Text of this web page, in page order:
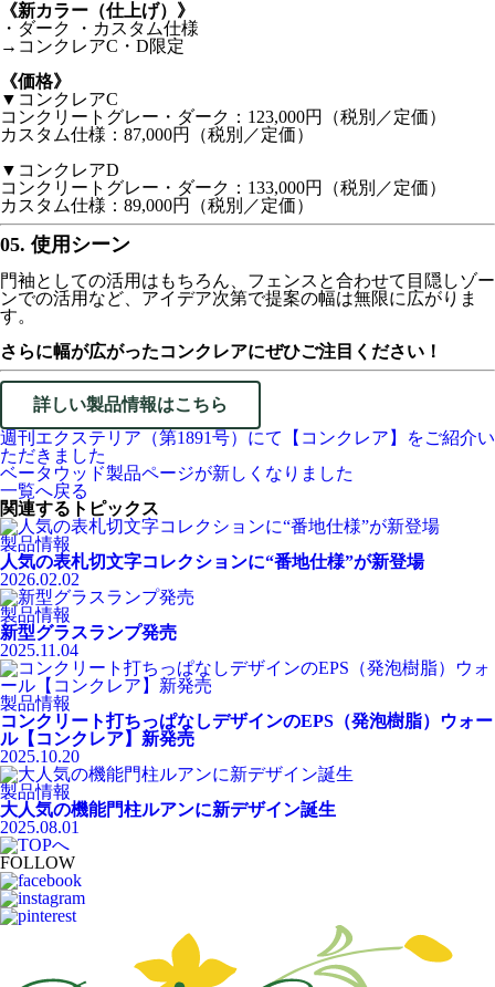
《新カラー（仕上げ）》
・ダーク ・カスタム仕様
→コンクレアC・D限定
《価格》
▼コンクレアC
コンクリートグレー・ダーク：123,000円（税別／定価）
カスタム仕様：87,000円（税別／定価）
▼コンクレアD
コンクリートグレー・ダーク：133,000円（税別／定価）
カスタム仕様：89,000円（税別／定価）
05. 使用シーン
門袖としての活用はもちろん、フェンスと合わせて目隠しゾー
ンでの活用など、アイデア次第で提案の幅は無限に広がりま
す。
さらに幅が広がったコンクレアにぜひご注目ください！
詳しい製品情報はこちら
週刊エクステリア（第1891号）にて【コンクレア】をご紹介い
ただきました
ベータウッド製品ページが新しくなりました
一覧へ戻る
関連するトピックス
製品情報
人気の表札切文字コレクションに“番地仕様”が新登場
2026.02.02
製品情報
新型グラスランプ発売
2025.11.04
製品情報
コンクリート打ちっぱなしデザインのEPS（発泡樹脂）ウォー
ル【コンクレア】新発売
2025.10.20
製品情報
大人気の機能門柱ルアンに新デザイン誕生
2025.08.01
FOLLOW